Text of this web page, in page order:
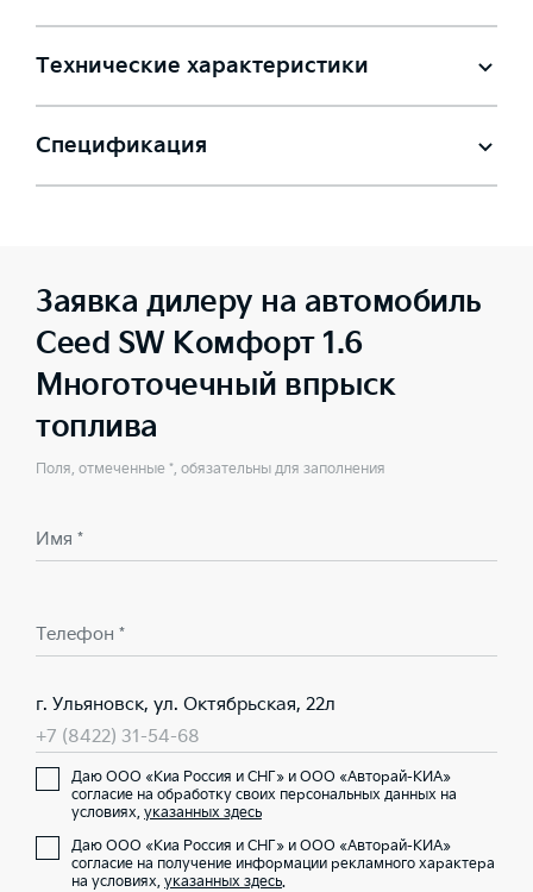
Технические характеристики
Спецификация
Заявка дилеру на автомобиль
Ceed SW Комфорт 1.6
Многоточечный впрыск
топлива
Поля, отмеченные *, обязательны для заполнения
Имя *
Телефон *
г. Ульяновск, ул. Октябрьская, 22л
+7 (8422) 31-54-68
Даю ООО «Киа Россия и СНГ» и ООО «Авторай-КИА»
согласие на обработку своих персональных данных на
условиях, указанных здесь
Даю ООО «Киа Россия и СНГ» и ООО «Авторай-КИА»
согласие на получение информации рекламного характера
на условиях, указанных здесь.